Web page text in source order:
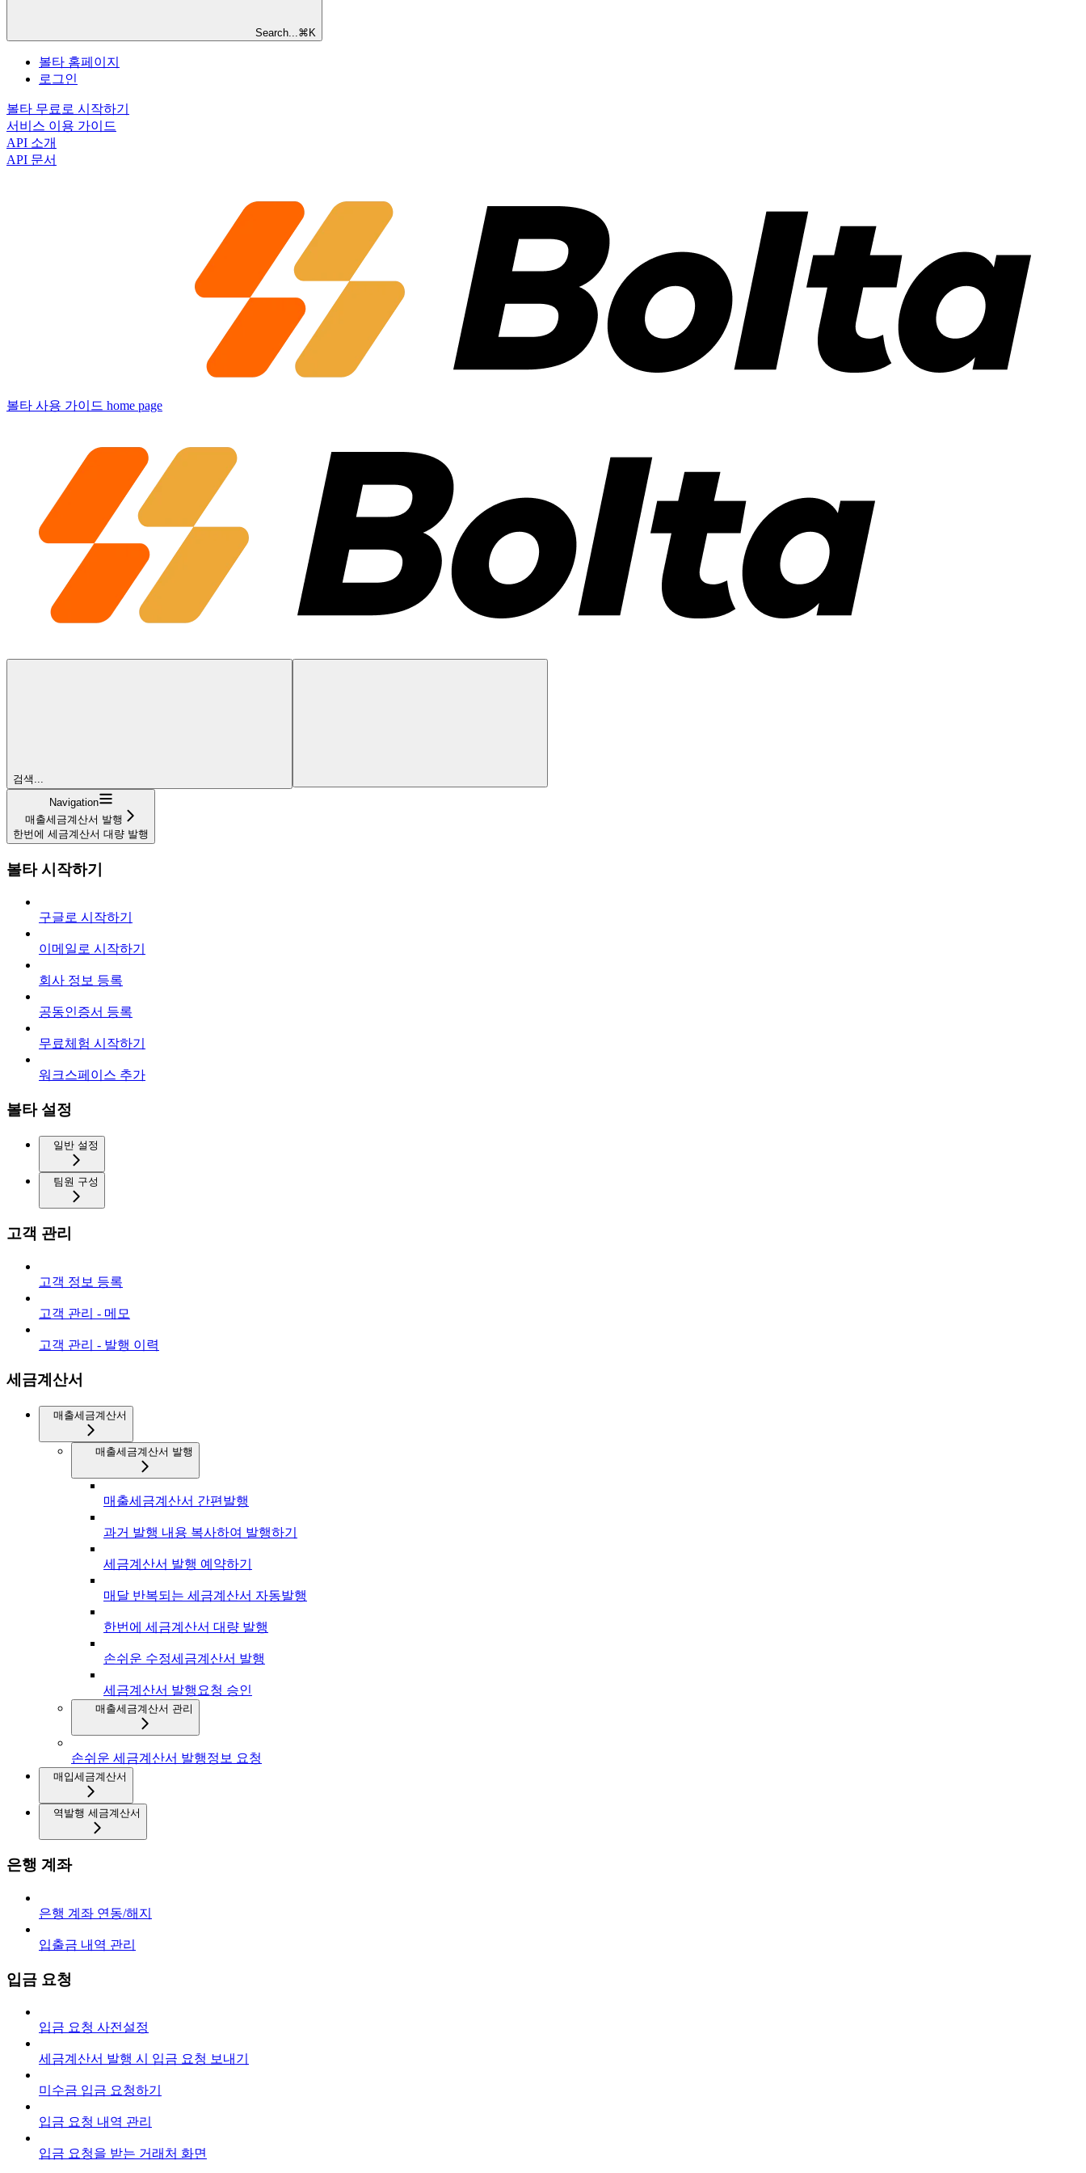
Search... ⌘ K
볼타 홈페이지
로그인
볼타 무료로 시작하기
서비스 이용 가이드
API 소개
API 문서
볼타 사용 가이드 home page
검색...
Navigation
매출세금계산서 발행
한번에 세금계산서 대량 발행
볼타 시작하기
구글로 시작하기
이메일로 시작하기
회사 정보 등록
공동인증서 등록
무료체험 시작하기
워크스페이스 추가
볼타 설정
일반 설정
팀원 구성
고객 관리
고객 정보 등록
고객 관리 - 메모
고객 관리 - 발행 이력
세금계산서
매출세금계산서
매출세금계산서 발행
매출세금계산서 간편발행
과거 발행 내용 복사하여 발행하기
세금계산서 발행 예약하기
매달 반복되는 세금계산서 자동발행
한번에 세금계산서 대량 발행
손쉬운 수정세금계산서 발행
세금계산서 발행요청 승인
매출세금계산서 관리
손쉬운 세금계산서 발행정보 요청
매입세금계산서
역발행 세금계산서
은행 계좌
은행 계좌 연동/해지
입출금 내역 관리
입금 요청
입금 요청 사전설정
세금계산서 발행 시 입금 요청 보내기
미수금 입금 요청하기
입금 요청 내역 관리
입금 요청을 받는 거래처 화면